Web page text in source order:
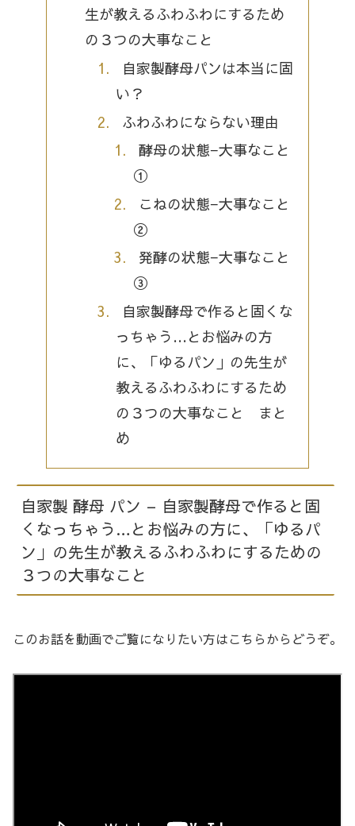
生が教えるふわふわにするため
の３つの大事なこと
自家製酵母パンは本当に固
い？
ふわふわにならない理由
酵母の状態−大事なこと
①
こねの状態−大事なこと
②
発酵の状態−大事なこと
③
自家製酵母で作ると固くな
っちゃう…とお悩みの方
に、「ゆるパン」の先生が
教えるふわふわにするため
の３つの大事なこと まと
め
自家製 酵母 パン – 自家製酵母で作ると固
くなっちゃう…とお悩みの方に、「ゆるパ
ン」の先生が教えるふわふわにするための
３つの大事なこと
このお話を動画でご覧になりたい方はこちらからどうぞ。